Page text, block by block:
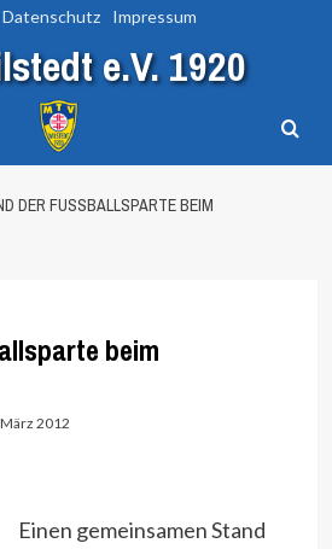
Datenschutz Impressum
e.V. 1920
DER FUSSBALLSPARTE BEIM F
beim
2012
Einen gemeinsamen Stand